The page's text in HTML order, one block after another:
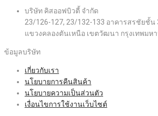
บริษัท คิสออฟบิวตี้ จำกัด
23/126-127, 23/132-133 อาคารสรชัยชั้
แขวงคลองตันเหนือ เขตวัฒนา กรุงเทพมห
ข้อมูลบริษัท
เกี่ยวกับเรา
นโยบายการคืนสินค้า
นโยบายความเป็นส่วนตัว
เงื่อนไขการใช้งานเว็บไซต์